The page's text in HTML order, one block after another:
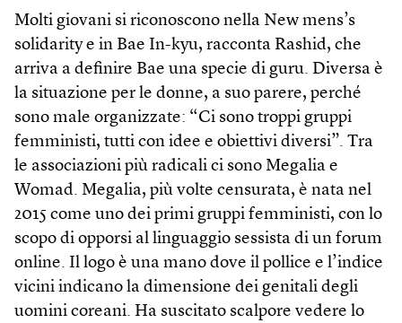
Molti giovani si riconoscono nella New mens’s
solidarity e in Bae In-kyu, racconta Rashid, che
arriva a definire Bae una specie di guru. Diversa è
la situazione per le donne, a suo parere, perché
sono male organizzate: “Ci sono troppi gruppi
femministi, tutti con idee e obiettivi diversi”. Tra
le associazioni più radicali ci sono Megalia e
Womad. Megalia, più volte censurata, è nata nel
2015 come uno dei primi gruppi femministi, con lo
scopo di opporsi al linguaggio sessista di un forum
online. Il logo è una mano dove il pollice e l’indice
vicini indicano la dimensione dei genitali degli
uomini coreani. Ha suscitato scalpore vedere lo